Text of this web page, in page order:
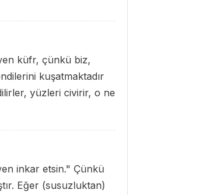
küfr, çünkü biz,
kuşatmaktadır
yüzleri civirir, o ne
inkar etsin." Çünkü
Eğer (susuzluktan)